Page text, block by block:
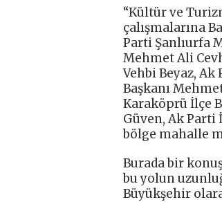
“Kültür ve
çalışmalarına
Parti Şanlıurfa
Mehmet Ali
Vehbi Beyaz,
Başkanı
Karaköprü İlçe
Güven, Ak Parti
bölge mahalle
Burada bir
bu yolun
Büyükşehir